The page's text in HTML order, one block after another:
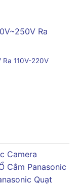
Ra 110V-220V
Camera
Cắm Panasonic
Quạt